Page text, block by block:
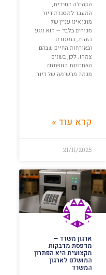
הקהילה החרדית,
המעבר למסגרת דיור
מוגן אינו עניין של
מגורים בלבד — הוא נוגע
בזהות, במסורת
ובאורחות החיים שבהם
צמחו. לכן, בשנים
האחרונות התפתחה
מגמה מרשימה של דיור
קרא עוד »
21/11/2025
ארגון משרד –
מדפסת מדבקות
מקצועית היא הפתרון
המושלם לארגון
המשרד